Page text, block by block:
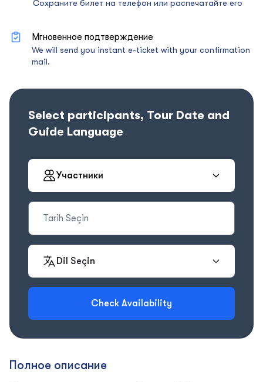
Сохраните билет на телефон или распечатайте его
Мгновенное подтверждение
We will send you instant e-ticket with your confirmation
mail.
Select participants, Tour Date and
Guide Language
Участники
Dil Seçin
Check Availability
Полное описание